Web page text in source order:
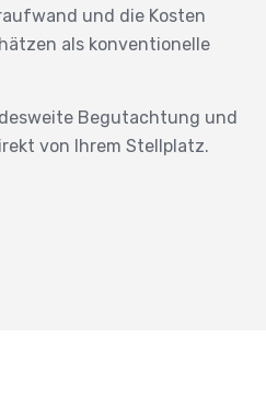
und die Kosten
als konventionelle
Begutachtung und
von Ihrem Stellplatz.